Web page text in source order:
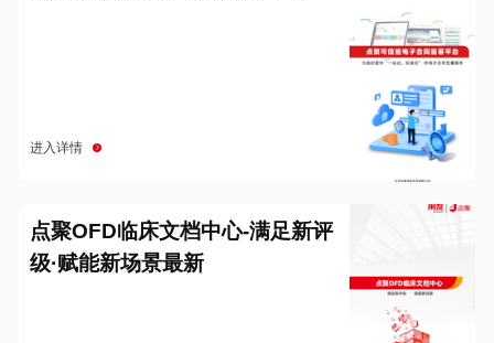
进入详情
点聚OFD临床文档中心-满足新评
级·赋能新场景最新